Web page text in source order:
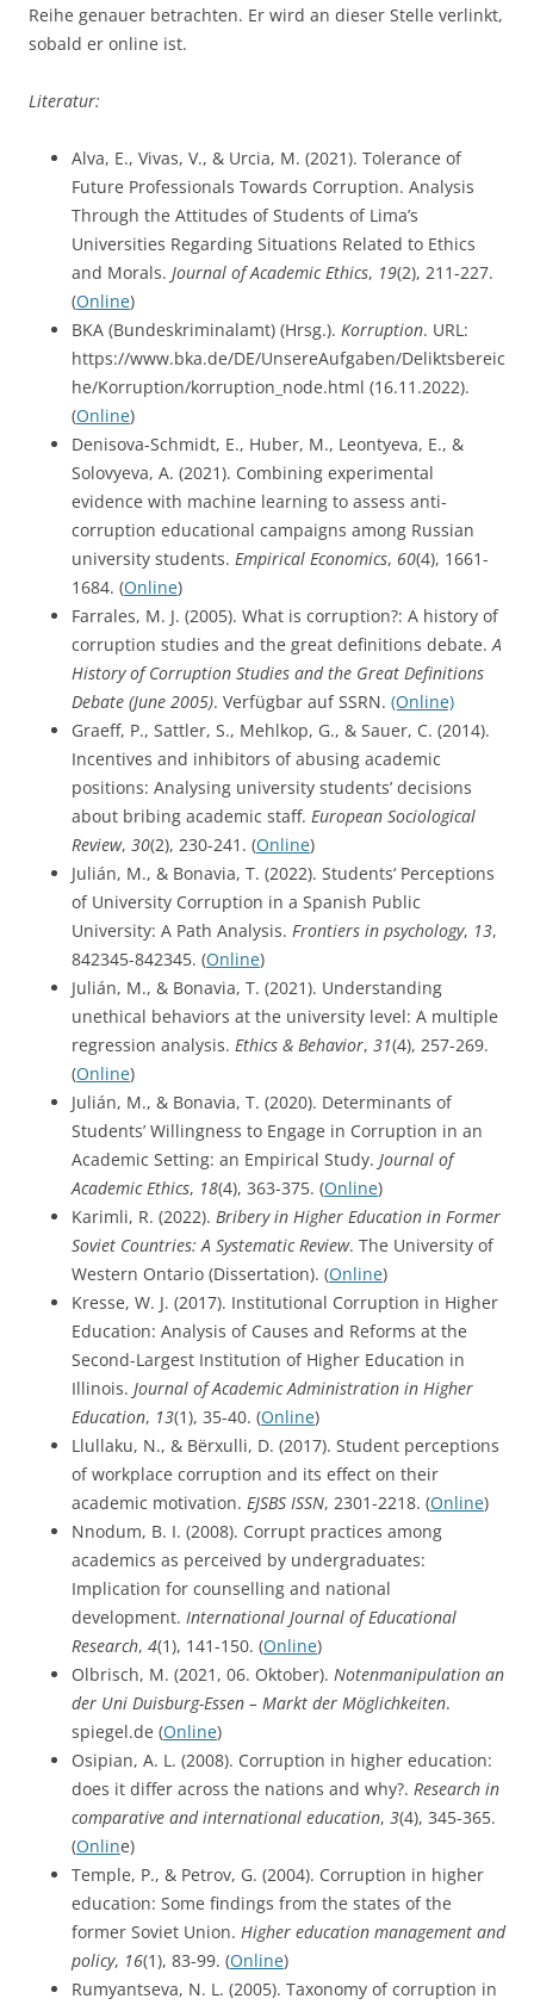
Reihe genauer betrachten. Er wird an dieser Stelle verlinkt,
sobald er online ist.
Literatur:
Alva, E., Vivas, V., & Urcia, M. (2021). Tolerance of
Future Professionals Towards Corruption. Analysis
Through the Attitudes of Students of Lima’s
Universities Regarding Situations Related to Ethics
and Morals. Journal of Academic Ethics, 19(2), 211-227.
(Online)
BKA (Bundeskriminalamt) (Hrsg.). Korruption. URL:
https://www.bka.de/DE/UnsereAufgaben/Deliktsbereic
he/Korruption/korruption_node.html (16.11.2022).
(Online)
Denisova-Schmidt, E., Huber, M., Leontyeva, E., &
Solovyeva, A. (2021). Combining experimental
evidence with machine learning to assess anti-
corruption educational campaigns among Russian
university students. Empirical Economics, 60(4), 1661-
1684. (Online)
Farrales, M. J. (2005). What is corruption?: A history of
corruption studies and the great definitions debate.A
History of Corruption Studies and the Great Definitions
Debate (June 2005). Verfügbar auf SSRN. (Online)
Graeff, P., Sattler, S., Mehlkop, G., & Sauer, C. (2014).
Incentives and inhibitors of abusing academic
positions: Analysing university students’ decisions
about bribing academic staff. European Sociological
Review, 30(2), 230-241. (Online)
Julián, M., & Bonavia, T. (2022). Students‘ Perceptions
of University Corruption in a Spanish Public
University: A Path Analysis. Frontiers in psychology, 13,
842345-842345. (Online)
Julián, M., & Bonavia, T. (2021). Understanding
unethical behaviors at the university level: A multiple
regression analysis. Ethics & Behavior, 31(4), 257-269.
(Online)
Julián, M., & Bonavia, T. (2020). Determinants of
Students’ Willingness to Engage in Corruption in an
Academic Setting: an Empirical Study. Journal of
Academic Ethics, 18(4), 363-375. (Online)
Karimli, R. (2022). Bribery in Higher Education in Former
Soviet Countries: A Systematic Review. The University of
Western Ontario (Dissertation). (Online)
Kresse, W. J. (2017). Institutional Corruption in Higher
Education: Analysis of Causes and Reforms at the
Second-Largest Institution of Higher Education in
Illinois. Journal of Academic Administration in Higher
Education, 13(1), 35-40. (Online)
Llullaku, N., & Bërxulli, D. (2017). Student perceptions
of workplace corruption and its effect on their
academic motivation. EJSBS ISSN, 2301-2218. (Online)
Nnodum, B. I. (2008). Corrupt practices among
academics as perceived by undergraduates:
Implication for counselling and national
development. International Journal of Educational
Research, 4(1), 141-150. (Online)
Olbrisch, M. (2021, 06. Oktober). Notenmanipulation an
der Uni Duisburg-Essen – Markt der Möglichkeiten.
spiegel.de (Online)
Osipian, A. L. (2008). Corruption in higher education:
does it differ across the nations and why?. Research in
comparative and international education, 3(4), 345-365.
(Online)
Temple, P., & Petrov, G. (2004). Corruption in higher
education: Some findings from the states of the
former Soviet Union. Higher education management and
policy, 16(1), 83-99. (Online)
Rumyantseva, N. L. (2005). Taxonomy of corruption in